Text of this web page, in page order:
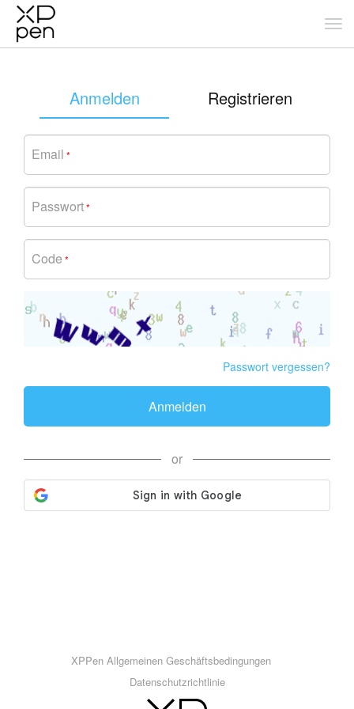
Anmelden Registrieren
Email *
Passwort*
Code *
Passwort vergessen?
Anmelden
or
XPPen Allgemeinen Geschäftsbedingungen
Datenschutzrichtlinie